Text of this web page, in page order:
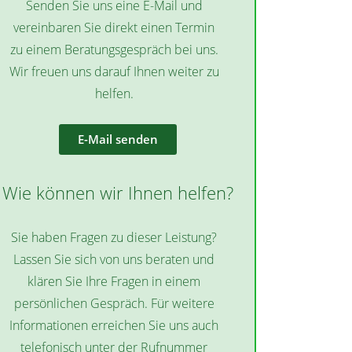
Senden Sie uns eine E-Mail und
vereinbaren Sie direkt einen Termin
zu einem Beratungsgespräch bei uns.
Wir freuen uns darauf Ihnen weiter zu
helfen.
E-Mail senden
Wie können wir Ihnen helfen?
Sie haben Fragen zu dieser Leistung?
Lassen Sie sich von uns beraten und
klären Sie Ihre Fragen in einem
persönlichen Gespräch. Für weitere
Informationen erreichen Sie uns auch
telefonisch unter der Rufnummer